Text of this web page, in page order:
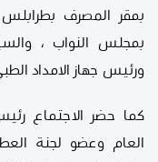
بمقر المصرف
بمجلس النواب ،
ورئيس جهاز الامداد
كما حضر الاجتماع
العام وعضو لجنة